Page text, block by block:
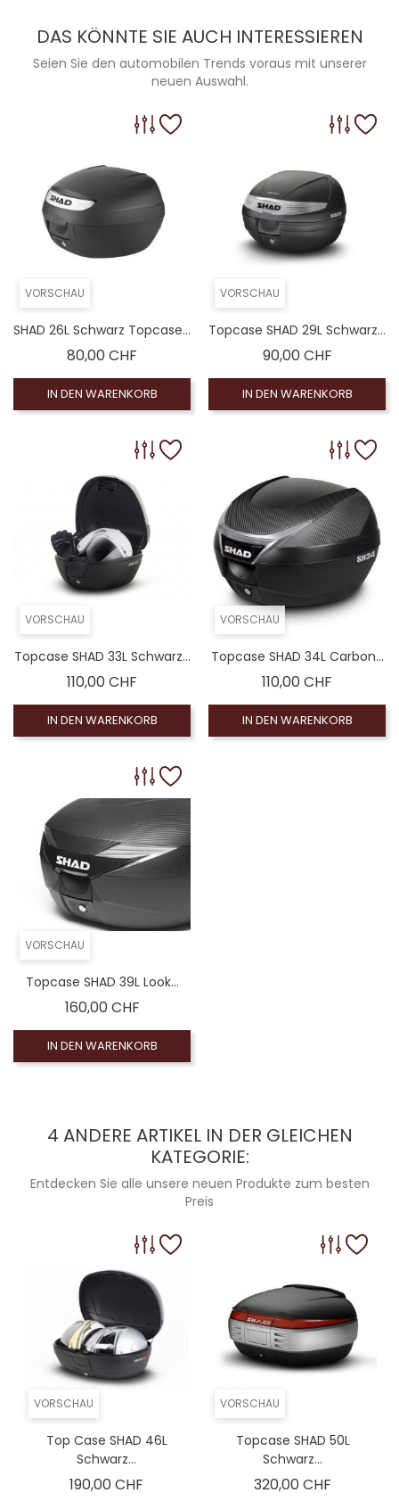
DAS KÖNNTE SIE AUCH INTERESSIEREN
Seien Sie den automobilen Trends voraus mit unserer
neuen Auswahl.
VORSCHAU
SHAD 26L Schwarz Topcase...
80,00 CHF
IN DEN WARENKORB
VORSCHAU
Topcase SHAD 29L Schwarz...
90,00 CHFPreis
IN DEN WARENKORB
VORSCHAU
Topcase SHAD 33L Schwarz...
110,00 CHF
IN DEN WARENKORB
VORSCHAU
Topcase SHAD 34L Carbon...
110,00 CHF
IN DEN WARENKORB
VORSCHAU
Topcase SHAD 39L Look...
160,00 CHFPreis
IN DEN WARENKORB
4 ANDERE ARTIKEL IN DER GLEICHEN
KATEGORIE:
Entdecken Sie alle unsere neuen Produkte zum besten
Preis
VORSCHAU
Top Case SHAD 46L
Schwarz...
190,00 CHF
VORSCHAU
Topcase SHAD 50L
Schwarz...
320,00 CHF